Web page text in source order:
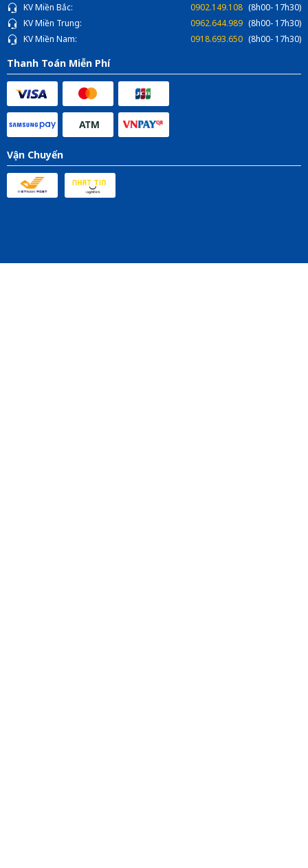
KV Miền Bắc: 0902.149.108 (8h00- 17h30)
KV Miền Trung:
0962.644.989 (8h00- 17h30)
KV Miền Nam:
0918.693.650 (8h00- 17h30)
Thanh Toán Miễn Phí
Vận Chuyển